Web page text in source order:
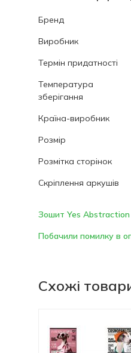
Бренд
Виробник
Термін придатності
Температура
зберігання
Країна-виробник
Розмір
Розмітка сторінок
Скріплення аркушів
Зошит Yes Abstraction
Побачили помилку в
Схожі